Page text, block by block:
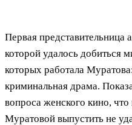
Первая представительница
которой удалось добиться
которых работала
криминальная драма.
вопроса женского кино,
Муратовой выпустить не